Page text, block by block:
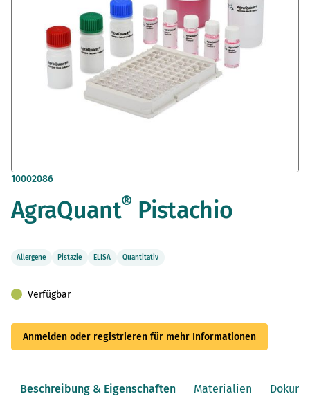
Zum
der
Bildergalerie
10002086
AgraQuant® Pistachio
Allergene Pistazie ELISA Quantitativ
Verfügbar
Anmelden oder registrieren für mehr Informationen
Beschreibung & Eigenschaften Materialien